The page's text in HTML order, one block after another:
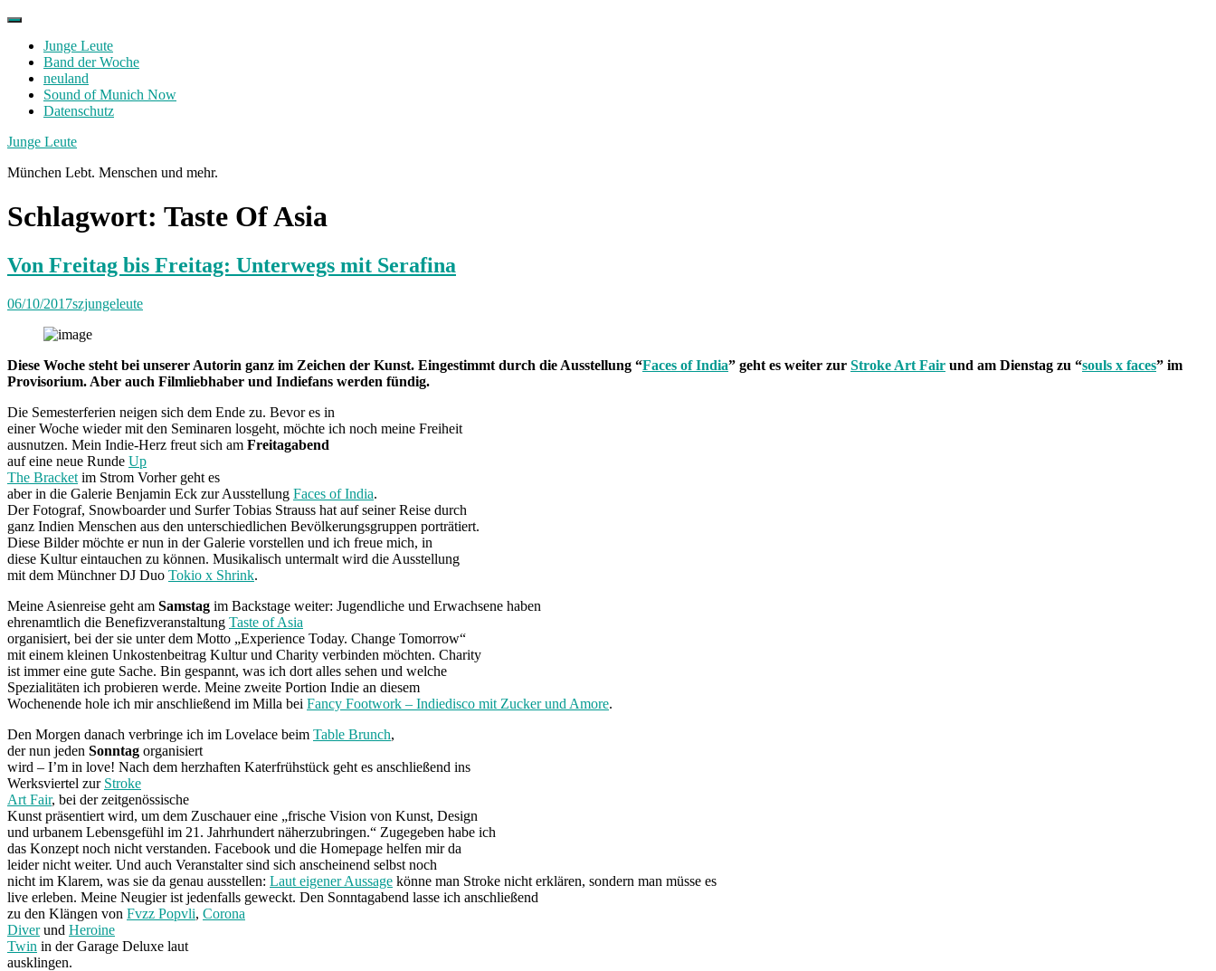
Skip
contentJunge Leute
Band der Woche
neuland
Sound of Munich Now
Datenschutz
Facebook
Twitter
Instagram
Junge Leute
München Lebt. Menschen und mehr.
Schlagwort: Taste Of Asia
Von Freitag bis Freitag: Unterwegs mit Serafina
06/10/2017szjungeleute
Diese Woche steht bei unserer Autorin ganz im Zeichen der Kunst. Eingestimmt durch die Ausstellung “Faces of India” geht es weiter zur Stroke Art Fair und am Dienstag zu “souls x faces” im
Provisorium. Aber auch Filmliebhaber und Indiefans werden fündig.
Die Semesterferien neigen sich dem Ende zu. Bevor es in
einer Woche wieder mit den Seminaren losgeht, möchte ich noch meine Freiheit
ausnutzen. Mein Indie-Herz freut sich am Freitagabend
auf eine neue Runde Up
The Bracket im Strom Vorher geht es
aber in die Galerie Benjamin Eck zur Ausstellung Faces of India.
Der Fotograf, Snowboarder und Surfer Tobias Strauss hat auf seiner Reise durch
ganz Indien Menschen aus den unterschiedlichen Bevölkerungsgruppen porträtiert.
Diese Bilder möchte er nun in der Galerie vorstellen und ich freue mich, in
diese Kultur eintauchen zu können. Musikalisch untermalt wird die Ausstellung
mit dem Münchner DJ Duo Tokio x Shrink.
Meine Asienreise geht am Samstag im Backstage weiter: Jugendliche und Erwachsene haben
ehrenamtlich die Benefizveranstaltung Taste of Asia
organisiert, bei der sie unter dem Motto „Experience Today. Change Tomorrow“
mit einem kleinen Unkostenbeitrag Kultur und Charity verbinden möchten. Charity
ist immer eine gute Sache. Bin gespannt, was ich dort alles sehen und welche
Spezialitäten ich probieren werde. Meine zweite Portion Indie an diesem
Wochenende hole ich mir anschließend im Milla bei Fancy Footwork – Indiedisco mit Zucker und Amore.
Den Morgen danach verbringe ich im Lovelace beim Table Brunch,
der nun jeden Sonntag organisiert
wird – I’m in love! Nach dem herzhaften Katerfrühstück geht es anschließend ins
Werksviertel zur Stroke
Art Fair, bei der zeitgenössische
Kunst präsentiert wird, um dem Zuschauer eine „frische Vision von Kunst, Design
und urbanem Lebensgefühl im 21. Jahrhundert näherzubringen.“ Zugegeben habe ich
das Konzept noch nicht verstanden. Facebook und die Homepage helfen mir da
leider nicht weiter. Und auch Veranstalter sind sich anscheinend selbst noch
nicht im Klarem, was sie da genau ausstellen: Laut eigener Aussage könne man Stroke nicht erklären, sondern man müsse es
live erleben. Meine Neugier ist jedenfalls geweckt. Den Sonntagabend lasse ich anschließend
zu den Klängen von Fvzz Popvli, Corona
Diverund Heroine
Twin in der Garage Deluxe laut
ausklingen.